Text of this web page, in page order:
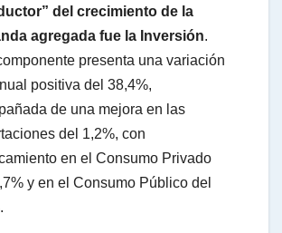
del crecimiento de la
agregada fue la Inversión.
presenta una variación
positiva del 38,4%,
de una mejora en las
del 1,2%, con
en el Consumo Privado
y en el Consumo Público del